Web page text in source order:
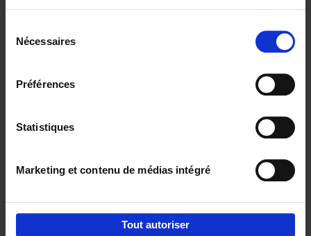
Nécessaires
Préférences
Statistiques
Marketing et contenu de médias intégré
Tout autoriser
Digital marketing like a PRO -
completely revised edition (EN)